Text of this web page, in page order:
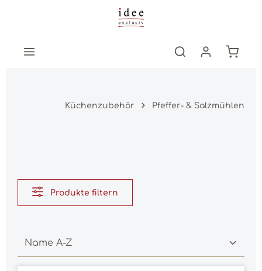
Zum Hauptinhalt springen
Küchenzubehör Pfeffer- & Salzmühlen
Produkte filtern